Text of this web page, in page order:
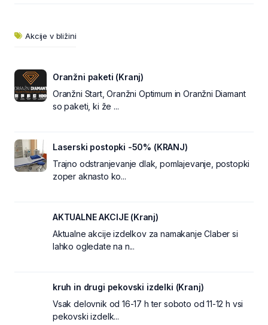
Akcije v bližini
Oranžni paketi (Kranj)
Oranžni Start, Oranžni Optimum in Oranžni Diamant
so paketi, ki že ...
Laserski postopki -50% (KRANJ)
Trajno odstranjevanje dlak, pomlajevanje, postopki
zoper aknasto ko...
AKTUALNE AKCIJE (Kranj)
Aktualne akcije izdelkov za namakanje Claber si
lahko ogledate na n...
kruh in drugi pekovski izdelki (Kranj)
Vsak delovnik od 16-17 h ter soboto od 11-12 h vsi
pekovski izdelk...